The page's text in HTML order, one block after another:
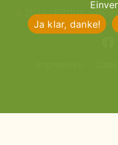
© 2026 MEDIUS
Ja klar, danke!